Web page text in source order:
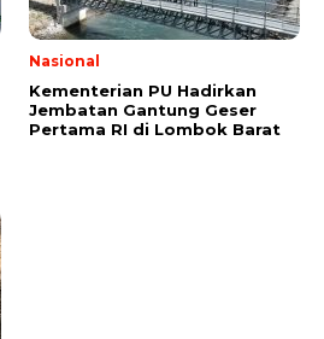
Nasional
Kementerian PU Hadirkan
Jembatan Gantung Geser
Pertama RI di Lombok Barat